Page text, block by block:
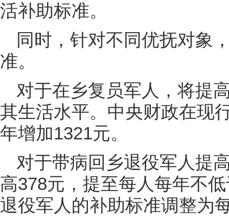
活补助标准。
同时，针对不同优抚对象
准。
对于在乡复员军人，将提
其生活水平。中央财政在现
年增加1321元。
对于带病回乡退役军人提
高378元，提至每人每年不
退役军人的补助标准调整为